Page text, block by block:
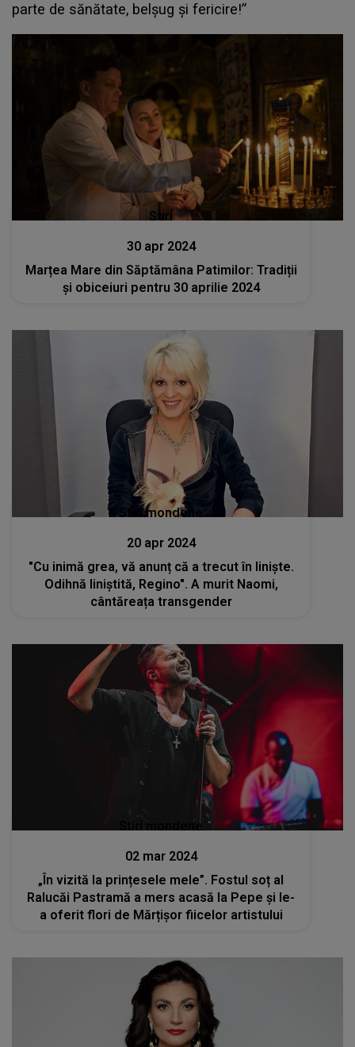
parte de sănătate, belșug și fericire!”
Stiri
30 apr 2024
Marțea Mare din Săptămâna Patimilor: Tradiții
și obiceiuri pentru 30 aprilie 2024
Stiri mondene
20 apr 2024
"Cu inimă grea, vă anunț că a trecut în liniște.
Odihnă liniștită, Regino". A murit Naomi,
cântăreața transgender
Stiri mondene
02 mar 2024
„În vizită la prințesele mele”. Fostul soț al
Ralucăi Pastramă a mers acasă la Pepe și le-
a oferit flori de Mărțișor fiicelor artistului